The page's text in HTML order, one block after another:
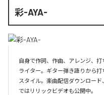
彩-AYA-
自身で作詞、作曲、アレンジ、
ライター。ギター弾き語りから
スタイル。楽曲配信ダウンロー
ではリリックビデオも公開中。